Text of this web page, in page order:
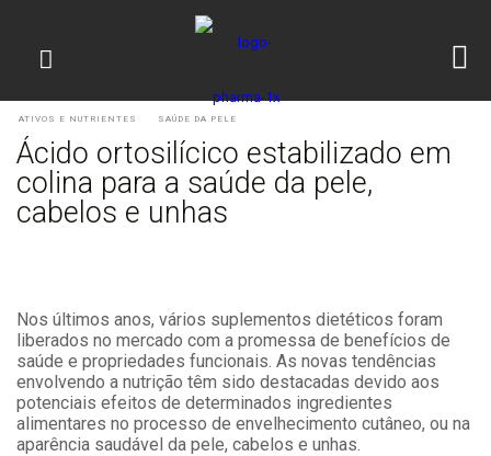
ATIVOS E NUTRIENTES SAÚDE DA PELE
Ácido ortosilícico estabilizado em
colina para a saúde da pele,
cabelos e unhas
Nos últimos anos, vários suplementos dietéticos foram
liberados no mercado com a promessa de benefícios de
saúde e propriedades funcionais. As novas tendências
envolvendo a nutrição têm sido destacadas devido aos
potenciais efeitos de determinados ingredientes
alimentares no processo de envelhecimento cutâneo, ou na
aparência saudável da pele, cabelos e unhas.